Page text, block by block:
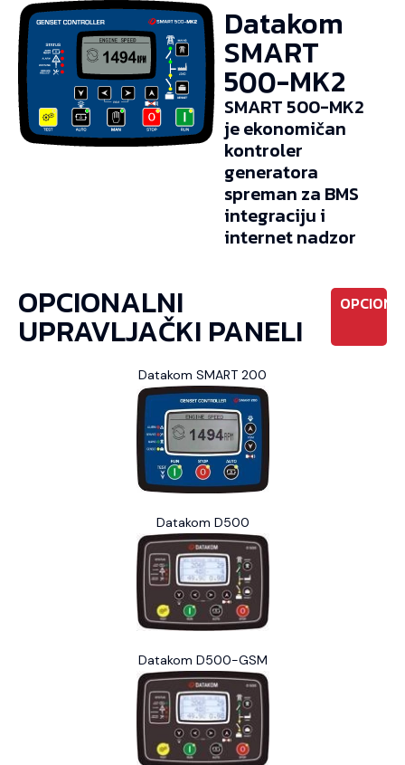
Datakom
SMART
500-MK2
SMART 500-MK2
je ekonomičan
kontroler
generatora
spreman za BMS
integraciju i
internet nadzor
OPCIONALNI
UPRAVLJAČKI PANELI
OPCIONO
Datakom SMART 200
Datakom D500
Datakom D500-GSM